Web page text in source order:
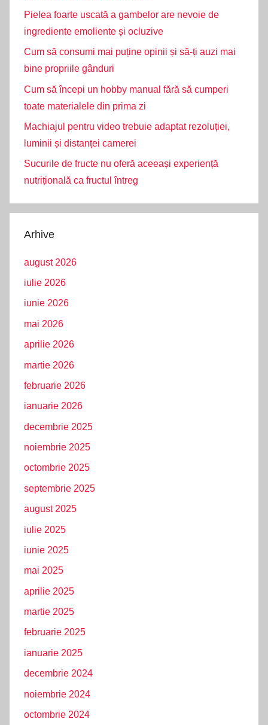
Pielea foarte uscată a gambelor are nevoie de
ingrediente emoliente și ocluzive
Cum să consumi mai puține opinii și să-ți auzi mai
bine propriile gânduri
Cum să începi un hobby manual fără să cumperi
toate materialele din prima zi
Machiajul pentru video trebuie adaptat rezoluției,
luminii și distanței camerei
Sucurile de fructe nu oferă aceeași experiență
nutrițională ca fructul întreg
Arhive
august 2026
iulie 2026
iunie 2026
mai 2026
aprilie 2026
martie 2026
februarie 2026
ianuarie 2026
decembrie 2025
noiembrie 2025
octombrie 2025
septembrie 2025
august 2025
iulie 2025
iunie 2025
mai 2025
aprilie 2025
martie 2025
februarie 2025
ianuarie 2025
decembrie 2024
noiembrie 2024
octombrie 2024